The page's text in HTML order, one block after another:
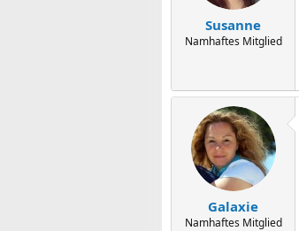
Susanne
Namhaftes Mitglied
Galaxie
Namhaftes Mitglied